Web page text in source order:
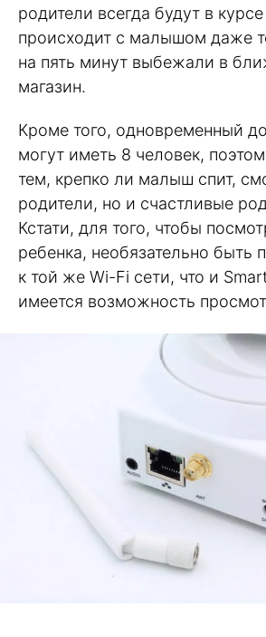
родители всегда будут в курсе
происходит с малышом даже
на пять минут выбежали в
магазин.
Кроме того, одновременный
могут иметь 8 человек,
тем, крепко ли малыш спит,
родители, но и счастливые
Кстати, для того, чтобы
ребенка, необязательно быть
к той же Wi-Fi сети, что и
имеется возможность